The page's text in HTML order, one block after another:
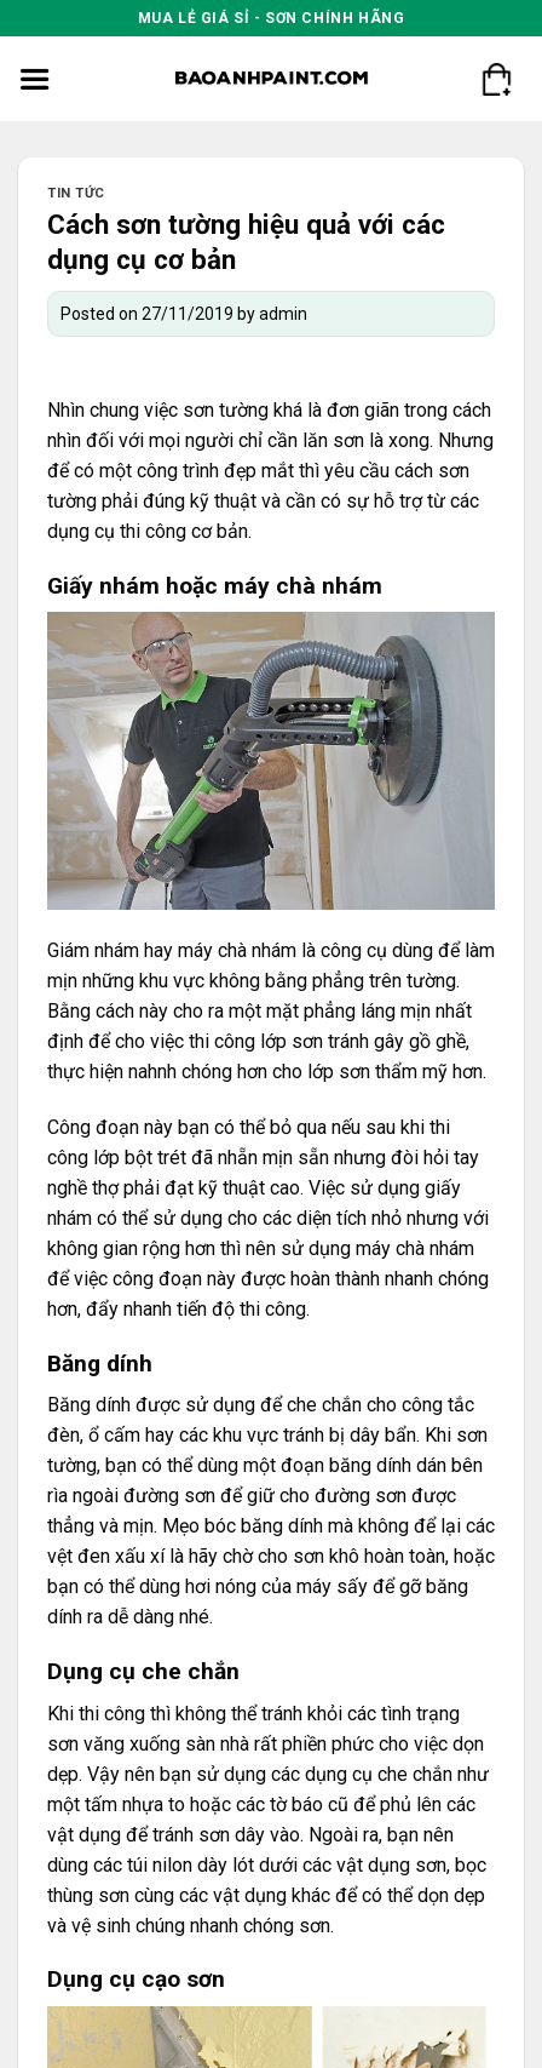
to
content
MUA LẺ GIÁ SỈ - SƠN CHÍNH HÃNG
TIN TỨC
Cách sơn tường hiệu quả với các
dụng cụ cơ bản
Posted on 27/11/2019 byadmin
Nhìn chung việc sơn tường khá là đơn giãn trong cách
nhìn đối với mọi người chỉ cần lăn sơn là xong. Nhưng
để có một công trình đẹp mắt thì yêu cầu cách sơn
tường phải đúng kỹ thuật và cần có sự hỗ trợ từ các
dụng cụ thi công cơ bản.
Giấy nhám hoặc máy chà nhám
Giám nhám hay máy chà nhám là công cụ dùng để làm
mịn những khu vực không bằng phẳng trên tường.
Bằng cách này cho ra một mặt phẳng láng mịn nhất
định để cho việc thi công lớp sơn tránh gây gồ ghề,
thực hiện nahnh chóng hơn cho lớp sơn thẩm mỹ hơn.
Công đoạn này bạn có thể bỏ qua nếu sau khi thi
công lớp bột trét đã nhẵn mịn sẵn nhưng đòi hỏi tay
nghề thợ phải đạt kỹ thuật cao. Việc sử dụng giấy
nhám có thể sử dụng cho các diện tích nhỏ nhưng với
không gian rộng hơn thì nên sử dụng máy chà nhám
để việc công đoạn này được hoàn thành nhanh chóng
hơn, đẩy nhanh tiến độ thi công.
Băng dính
Băng dính được sử dụng để che chắn cho công tắc
đèn, ổ cấm hay các khu vực tránh bị dây bẩn. Khi sơn
tường, bạn có thể dùng một đoạn băng dính dán bên
rìa ngoài đường sơn để giữ cho đường sơn được
thẳng và mịn. Mẹo bóc băng dính mà không để lại các
vệt đen xấu xí là hãy chờ cho sơn khô hoàn toàn, hoặc
bạn có thể dùng hơi nóng của máy sấy để gỡ băng
dính ra dễ dàng nhé.
Dụng cụ che chắn
Khi thi công thì không thể tránh khỏi các tình trạng
sơn văng xuống sàn nhà rất phiền phức cho việc dọn
dẹp. Vậy nên bạn sử dụng các dụng cụ che chắn như
một tấm nhựa to hoặc các tờ báo cũ để phủ lên các
vật dụng để tránh sơn dây vào. Ngoài ra, bạn nên
dùng các túi nilon dày lót dưới các vật dụng sơn, bọc
thùng sơn cùng các vật dụng khác để có thể dọn dẹp
và vệ sinh chúng nhanh chóng sơn.
Dụng cụ cạo sơn